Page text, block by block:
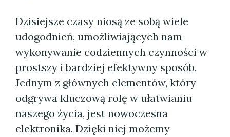
Dzisiejsze czasy niosą ze sobą wiele
udogodnień, umożliwiających nam
wykonywanie codziennych czynności w
prostszy i bardziej efektywny sposób.
Jednym z głównych elementów, który
odgrywa kluczową rolę w ułatwianiu
naszego życia, jest nowoczesna
elektronika. Dzięki niej możemy